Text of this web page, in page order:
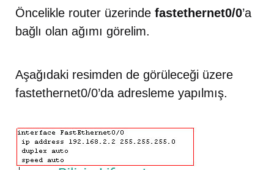
Öncelikle router üzerinde fastethernet0/0’a
bağlı olan ağımı görelim.
Aşağıdaki resimden de görüleceği üzere
fastethernet0/0’da adresleme yapılmış.